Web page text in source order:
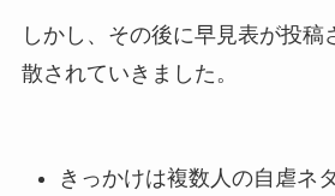
しかし、その後に早見表が投稿
散されていきました。
きっかけは複数人の自虐ネ